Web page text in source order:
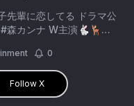
先輩に恋してる ドラマ公
森カンナ W主演🐇🦌勘
下永玖 #染谷有香 #平美
倉田瑛茉 #那須ほほみ /
かずや #七海ひろき 公
作Sal Jiang
0
Follow X